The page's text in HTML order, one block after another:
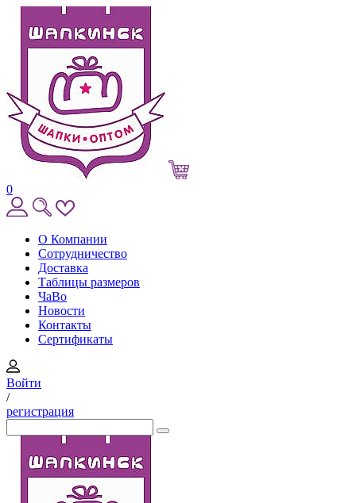
0
О Компании
Сотрудничество
Доставка
Таблицы размеров
ЧаВо
Новости
Контакты
Сертификаты
Войти
/
регистрация